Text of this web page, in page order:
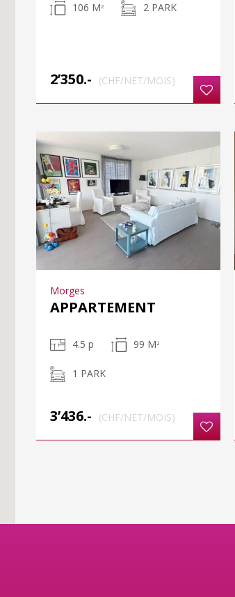
106 M2 2 PARK
2’350.- (CHF/NET/MOIS)
Morges
APPARTEMENT
4.5 p 99 M2
1 PARK
3’436.- (CHF/NET/MOIS)